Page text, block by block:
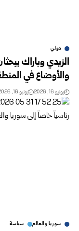
دولي
الزيدي وباراك
والأوضاع في
يونيو 16, 2026 يونيو 16, 2026
سوريا والعالم سياسة